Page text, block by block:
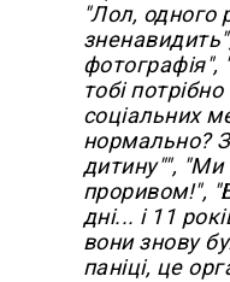
"Лол, одного
фотографія",
тобі
соціальних
нормально?
дитину"",
проривом!",
дні... і 11
вони знову
паніці, це